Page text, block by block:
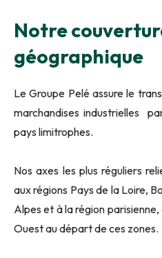
Notre
géographique
Le Groupe Pelé assure le
marchandises industrielles
pays limitrophes.
Nos axes les plus réguliers
aux régions Pays de la Loire,
Alpes et à la région
Ouest au départ de ces zones.